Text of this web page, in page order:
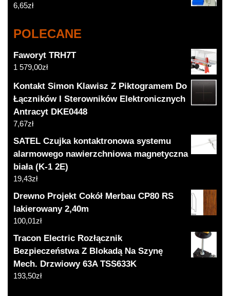
6,65zł
POLECANE
Faworyt TRH7T
1 579,00zł
Kontakt Simon Klawisz Z Piktogramem Do
Łączników I Sterowników Elektronicznych
Antracyt DKE0448
7,67zł
SATEL Czujka kontaktronowa systemu
alarmowego nawierzchniowa magnetyczna
biała (K-1 2E)
19,43zł
Drewno Projekt Cokół Merbau CP80 RS
lakierowany 2,40m
100,01zł
Tracon Electric Rozłącznik
Bezpieczeństwa Z Blokadą Na Szynę
Mech. Drzwiowy 63A TSS633K
193,50zł